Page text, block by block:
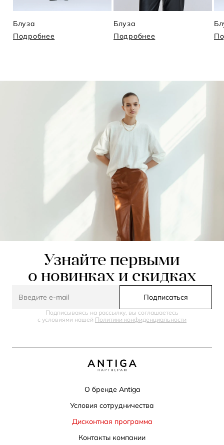
Блуза
Подробнее
Блуза
Подробнее
Узнайте первыми
о новинках и скидках
Подписаться
Подписываясь на рассылку, вы соглашаетесь
с условиями нашей Политики конфиденциальности
О бренде Antiga
Условия сотрудничества
Дисконтная программа
Контакты компании